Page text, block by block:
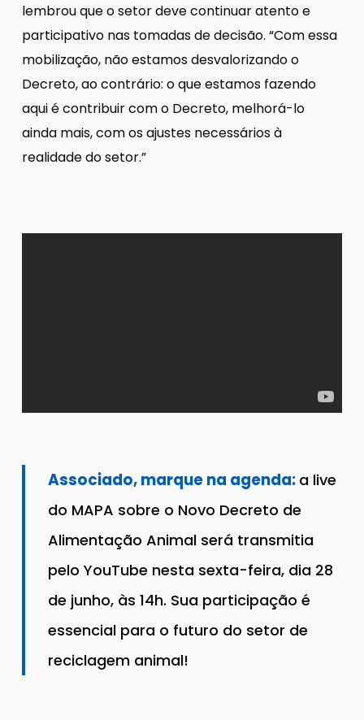
lembrou que o setor deve continuar atento e
participativo nas tomadas de decisão. “Com essa
mobilização, não estamos desvalorizando o
Decreto, ao contrário: o que estamos fazendo
aqui é contribuir com o Decreto, melhorá-lo
ainda mais, com os ajustes necessários à
realidade do setor.”
Associado, marque na agenda: a live
do MAPA sobre o Novo Decreto de
Alimentação Animal será transmitia
pelo YouTube nesta sexta-feira, dia 28
de junho, às 14h. Sua participação é
essencial para o futuro do setor de
reciclagem animal!